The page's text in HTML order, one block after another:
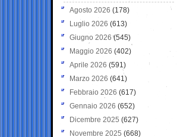
Agosto 2026 (178)
Luglio 2026 (613)
Giugno 2026 (545)
Maggio 2026 (402)
Aprile 2026 (591)
Marzo 2026 (641)
Febbraio 2026 (617)
Gennaio 2026 (652)
Dicembre 2025 (627)
Novembre 2025 (668)